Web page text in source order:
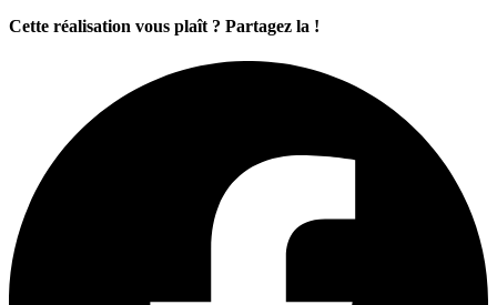
Cette réalisation vous plaît ? Partagez la !